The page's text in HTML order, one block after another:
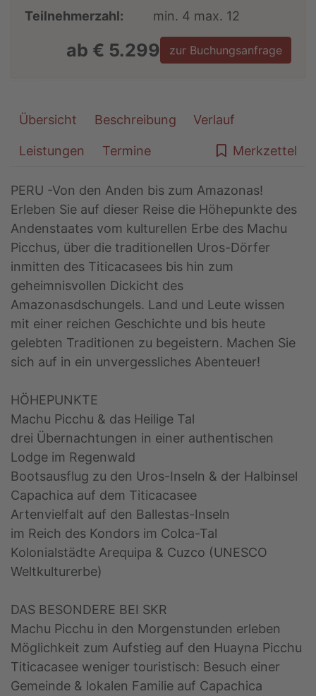
Teilnehmerzahl:
min. 4 max. 12
ab € 5.299 zur Buchungsanfrage
Übersicht Beschreibung Verlauf
Leistungen Termine Merkzettel
PERU -Von den Anden bis zum Amazonas!
Erleben Sie auf dieser Reise die Höhepunkte des
Andenstaates vom kulturellen Erbe des Machu
Picchus, über die traditionellen Uros-Dörfer
inmitten des Titicacasees bis hin zum
geheimnisvollen Dickicht des
Amazonasdschungels. Land und Leute wissen
mit einer reichen Geschichte und bis heute
gelebten Traditionen zu begeistern. Machen Sie
sich auf in ein unvergessliches Abenteuer!
HÖHEPUNKTE
Machu Picchu & das Heilige Tal
drei Übernachtungen in einer authentischen
Lodge im Regenwald
Bootsausflug zu den Uros-Inseln & der Halbinsel
Capachica auf dem Titicacasee
Artenvielfalt auf den Ballestas-Inseln
im Reich des Kondors im Colca-Tal
Kolonialstädte Arequipa & Cuzco (UNESCO
Weltkulturerbe)
DAS BESONDERE BEI SKR
Machu Picchu in den Morgenstunden erleben
Möglichkeit zum Aufstieg auf den Huayna Picchu
Titicacasee weniger touristisch: Besuch einer
Gemeinde & lokalen Familie auf Capachica